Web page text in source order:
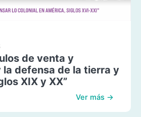
de venta y
defensa de la tierra y
XIX y XX”
Ver más →